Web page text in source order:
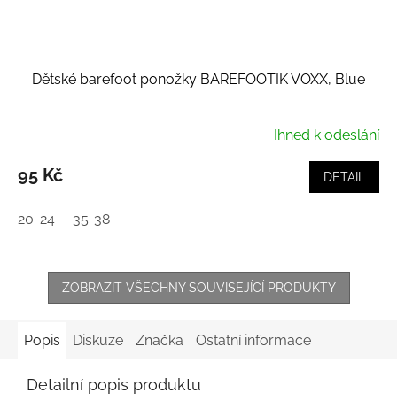
Dětské barefoot ponožky BAREFOOTIK VOXX, Blue
Ihned k odeslání
95 Kč DETAIL
20-24 35-38
ZOBRAZIT VŠECHNY SOUVISEJÍCÍ PRODUKTY
Popis Diskuze Značka Ostatní informace
Detailní popis produktu